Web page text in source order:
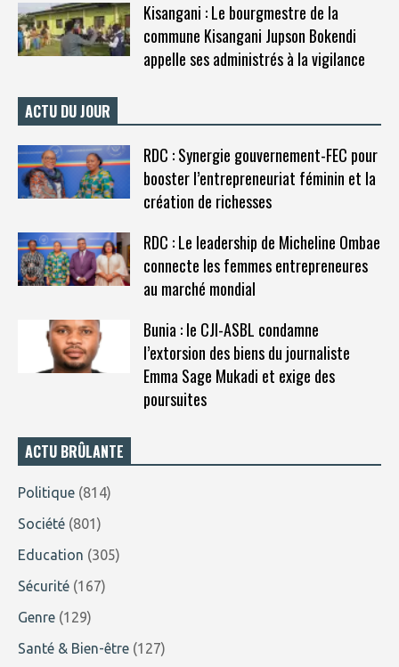
Kisangani : Le bourgmestre de la
commune Kisangani Jupson Bokendi
appelle ses administrés à la vigilance
ACTU DU JOUR
RDC : Synergie gouvernement-FEC pour
booster l’entrepreneuriat féminin et la
création de richesses
RDC : Le leadership de Micheline Ombae
connecte les femmes entrepreneures
au marché mondial
Bunia : le CJI-ASBL condamne
l’extorsion des biens du journaliste
Emma Sage Mukadi et exige des
poursuites
ACTU BRÛLANTE
Politique (814)
Société (801)
Education (305)
Sécurité (167)
Genre (129)
Santé & Bien-être (127)